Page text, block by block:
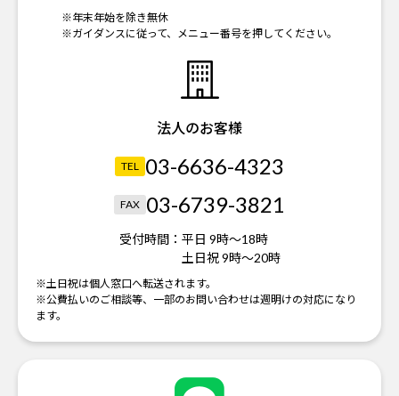
※年末年始を除き無休
※ガイダンスに従って、メニュー番号を押してください。
法人のお客様
TEL 03-6636-4323
FAX 03-6739-3821
受付時間： 平日 9時～18時
土日祝 9時～20時
※土日祝は個人窓口へ転送されます。
※公費払いのご相談等、一部のお問い合わせは週明けの対応になり
ます。